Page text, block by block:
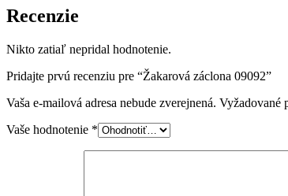
Recenzie
Nikto zatiaľ nepridal hodnotenie.
Pridajte prvú recenziu pre “Žakarová záclona 09092”
Vaša e-mailová adresa nebude zverejnená. Vyžadované
Vaše hodnotenie *